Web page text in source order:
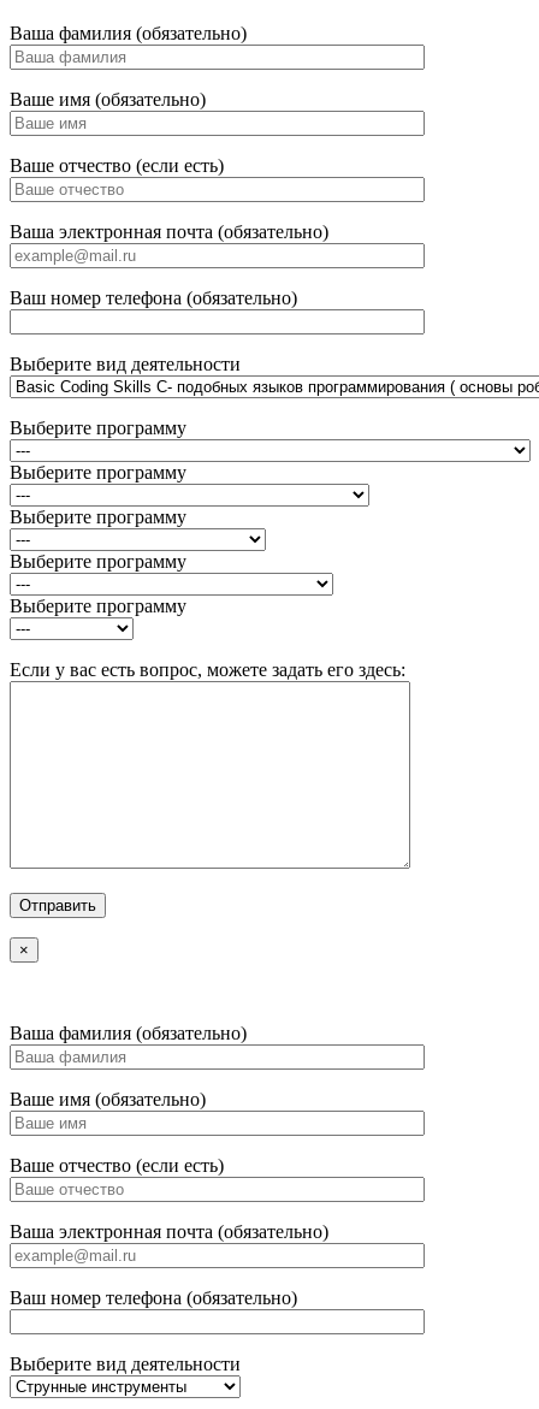
Ваша фамилия (обязательно)
Ваше имя (обязательно)
Ваше отчество (если есть)
Ваша электронная почта (обязательно)
Ваш номер телефона (обязательно)
Выберите вид деятельности
Выберите программу
Выберите программу
Выберите программу
Выберите программу
Выберите программу
Если у вас есть вопрос, можете задать его здесь:
×
Ваша фамилия (обязательно)
Ваше имя (обязательно)
Ваше отчество (если есть)
Ваша электронная почта (обязательно)
Ваш номер телефона (обязательно)
Выберите вид деятельности